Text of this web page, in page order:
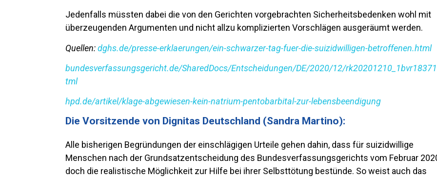
Jedenfalls müssten dabei die von den Gerichten vorgebrachten Sicherheitsbedenken wohl mit
überzeugenden Argumenten und nicht allzu komplizierten Vorschlägen ausgeräumt werden.
Quellen:dghs.de/presse-erklaerungen/ein-schwarzer-tag-fuer-die-suizidwilligen-betroffenen.html
bundesverfassungsgericht.de/SharedDocs/Entscheidungen/DE/2020/12/
tml
hpd.de/artikel/klage-abgewiesen-kein-natrium-pentobarbital-zur-lebensbeendigung
Die Vorsitzende von Dignitas Deutschland (Sandra Martino):
Alle bisherigen Begründungen der einschlägigen Urteile gehen dahin, dass für suizidwillige
Menschen nach der Grundsatzentscheidung des Bundesverfassungsgerichts vom Februar
doch die realistische Möglichkeit zur Hilfe bei ihrer Selbsttötung bestünde. So weist auch das